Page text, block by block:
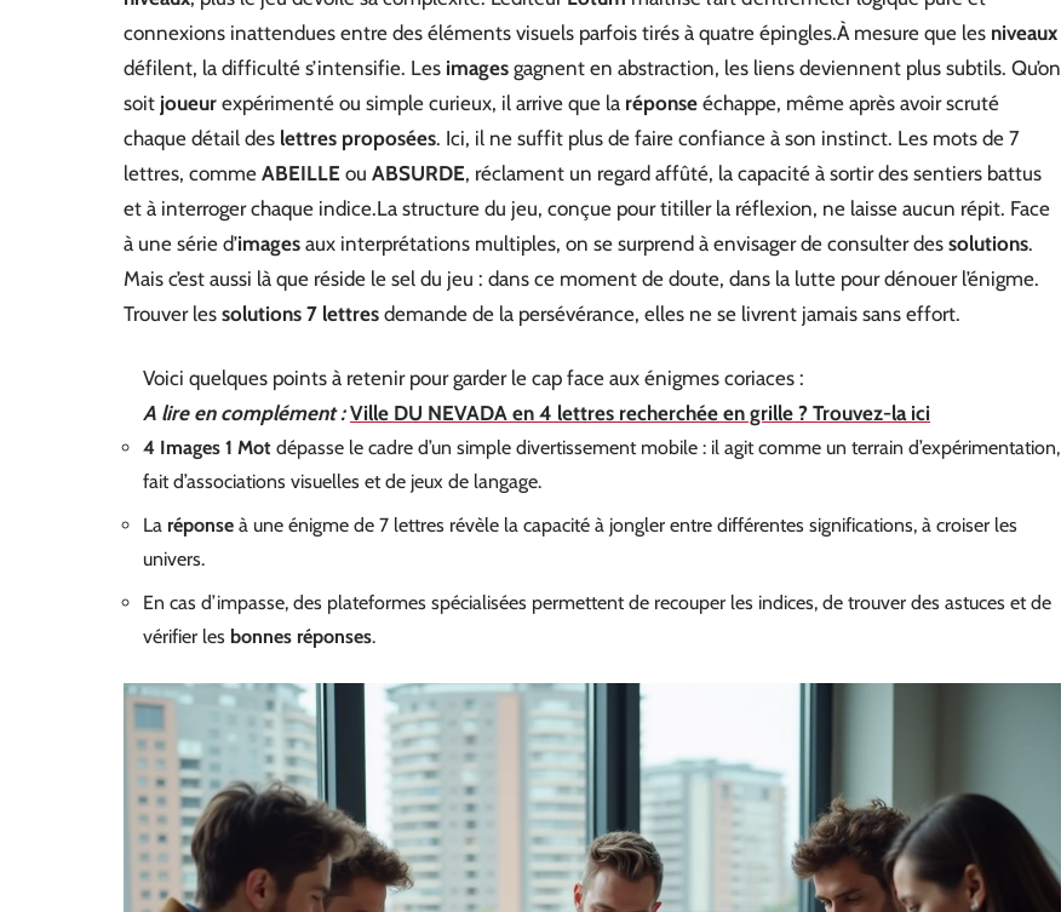
connexions inattendues entre des éléments visuels parfois tirés à quatre épingles.À mesure que les niveaux
défilent, la difficulté s’intensifie. Les images gagnent en abstraction, les liens deviennent plus subtils. Qu’on
soit joueur expérimenté ou simple curieux, il arrive que la réponse échappe, même après avoir scruté
chaque détail des lettres proposées. Ici, il ne suffit plus de faire confiance à son instinct. Les mots de 7
lettres, comme ABEILLE ou ABSURDE, réclament un regard affûté, la capacité à sortir des sentiers battus
et à interroger chaque indice.La structure du jeu, conçue pour titiller la réflexion, ne laisse aucun répit. Face
à une série d’images aux interprétations multiples, on se surprend à envisager de consulter des solutions.
Mais c’est aussi là que réside le sel du jeu : dans ce moment de doute, dans la lutte pour dénouer l’énigme.
Trouver les solutions 7 lettres demande de la persévérance, elles ne se livrent jamais sans effort.
Voici quelques points à retenir pour garder le cap face aux énigmes coriaces :
A lire en complément : Ville DU NEVADA en 4 lettres recherchée en grille ? Trouvez-la ici
4 Images 1 Mot dépasse le cadre d’un simple divertissement mobile : il agit comme un terrain d’expérimentation,
fait d’associations visuelles et de jeux de langage.
La réponse à une énigme de 7 lettres révèle la capacité à jongler entre différentes significations, à croiser les
univers.
En cas d’impasse, des plateformes spécialisées permettent de recouper les indices, de trouver des astuces et de
vérifier les bonnes réponses.